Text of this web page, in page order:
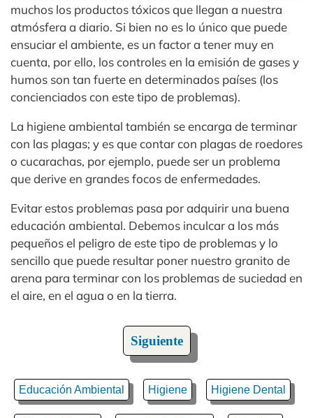
muchos los productos tóxicos que llegan a nuestra
atmósfera a diario. Si bien no es lo único que puede
ensuciar el ambiente, es un factor a tener muy en
cuenta, por ello, los controles en la emisión de gases y
humos son tan fuerte en determinados países (los
concienciados con este tipo de problemas).
La higiene ambiental también se encarga de terminar
con las plagas; y es que contar con plagas de roedores
o cucarachas, por ejemplo, puede ser un problema
que derive en grandes focos de enfermedades.
Evitar estos problemas pasa por adquirir una buena
educación ambiental. Debemos inculcar a los más
pequeños el peligro de este tipo de problemas y lo
sencillo que puede resultar poner nuestro granito de
arena para terminar con los problemas de suciedad en
el aire, en el agua o en la tierra.
Siguiente
Educación Ambiental Higiene Higiene Dental